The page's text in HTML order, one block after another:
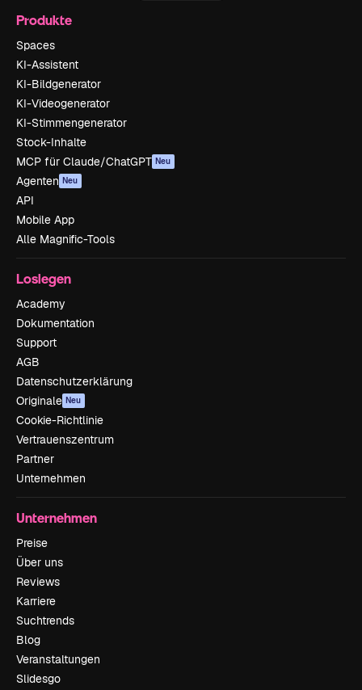
Produkte
Spaces
KI-Assistent
KI-Bildgenerator
KI-Videogenerator
KI-Stimmengenerator
Stock-Inhalte
MCP für Claude/ChatGPT Neu
Agenten Neu
API
Mobile App
Alle Magnific-Tools
Loslegen
Academy
Dokumentation
Support
AGB
Datenschutzerklärung
Originale Neu
Cookie-Richtlinie
Vertrauenszentrum
Partner
Unternehmen
Unternehmen
Preise
Über uns
Reviews
Karriere
Suchtrends
Blog
Veranstaltungen
Slidesgo